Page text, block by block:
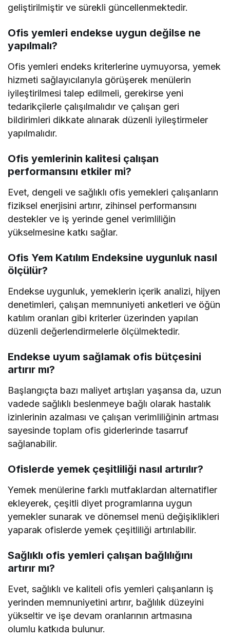
geliştirilmiştir ve sürekli güncellenmektedir.
Ofis yemleri endekse uygun değilse ne
yapılmalı?
Ofis yemleri endeks kriterlerine uymuyorsa, yemek
hizmeti sağlayıcılarıyla görüşerek menülerin
iyileştirilmesi talep edilmeli, gerekirse yeni
tedarikçilerle çalışılmalıdır ve çalışan geri
bildirimleri dikkate alınarak düzenli iyileştirmeler
yapılmalıdır.
Ofis yemlerinin kalitesi çalışan
performansını etkiler mi?
Evet, dengeli ve sağlıklı ofis yemekleri çalışanların
fiziksel enerjisini artırır, zihinsel performansını
destekler ve iş yerinde genel verimliliğin
yükselmesine katkı sağlar.
Ofis Yem Katılım Endeksine uygunluk nasıl
ölçülür?
Endekse uygunluk, yemeklerin içerik analizi, hijyen
denetimleri, çalışan memnuniyeti anketleri ve öğün
katılım oranları gibi kriterler üzerinden yapılan
düzenli değerlendirmelerle ölçülmektedir.
Endekse uyum sağlamak ofis bütçesini
artırır mı?
Başlangıçta bazı maliyet artışları yaşansa da, uzun
vadede sağlıklı beslenmeye bağlı olarak hastalık
izinlerinin azalması ve çalışan verimliliğinin artması
sayesinde toplam ofis giderlerinde tasarruf
sağlanabilir.
Ofislerde yemek çeşitliliği nasıl artırılır?
Yemek menülerine farklı mutfaklardan alternatifler
ekleyerek, çeşitli diyet programlarına uygun
yemekler sunarak ve dönemsel menü değişiklikleri
yaparak ofislerde yemek çeşitliliği artırılabilir.
Sağlıklı ofis yemleri çalışan bağlılığını
artırır mı?
Evet, sağlıklı ve kaliteli ofis yemleri çalışanların iş
yerinden memnuniyetini artırır, bağlılık düzeyini
yükseltir ve işe devam oranlarının artmasına
olumlu katkıda bulunur.